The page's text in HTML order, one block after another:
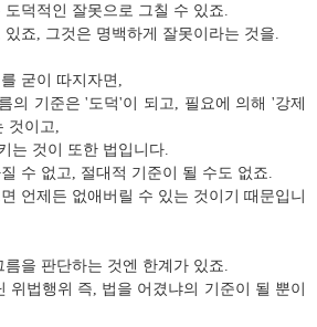
덕적인 잘못으로 그칠 수 있죠.
있죠, 그것은 명백하게 잘못이라는 것을.
굳이 따지자면,
의 기준은 '도덕'이 되고, 필요에 의해 '강제
것이고,
는 것이 또한 법입니다.
수 없고, 절대적 기준이 될 수도 없죠.
언제든 없애버릴 수 있는 것이기 때문입니
을 판단하는 것엔 한계가 있죠.
위법행위 즉, 법을 어겼냐의 기준이 될 뿐이